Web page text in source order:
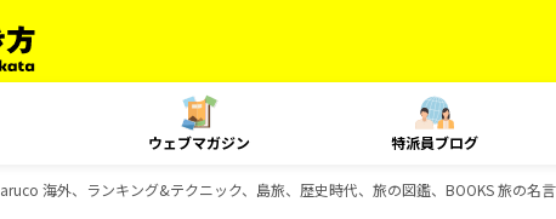
ウェブマガジン 特派員ブログ
aruco 海外、ランキング&テクニック、島旅、歴史時代、旅の図鑑、BOOKS 旅の名